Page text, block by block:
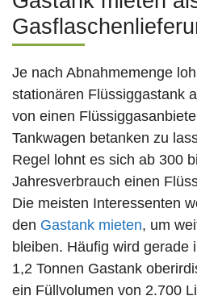
Je nach Abnahmemenge
stationären Flüssiggastank
von einen
Tankwagen betanken zu
Regel lohnt es sich ab 300
Jahresverbrauch einen
Die meisten Interessenten
den Gastank mieten, um
bleiben. Häufig wird gerade
1,2 Tonnen Gastank
ein Füllvolumen von 2.700